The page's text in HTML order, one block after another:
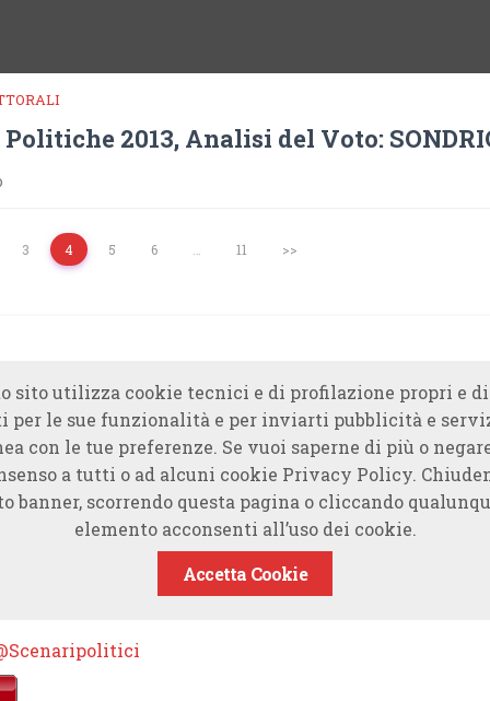
2013, Analisi del Voto:
3 4 5 6 11 >>
sito utilizza cookie tecnici e di profilazione propri e
per le sue funzionalità e per inviarti pubblicità e
con le tue preferenze. Se vuoi saperne di più o
a tutti o ad alcuni cookie Privacy Policy.
banner, scorrendo questa pagina o cliccando
elemento acconsenti all’uso dei cookie.
Accetta Cookie